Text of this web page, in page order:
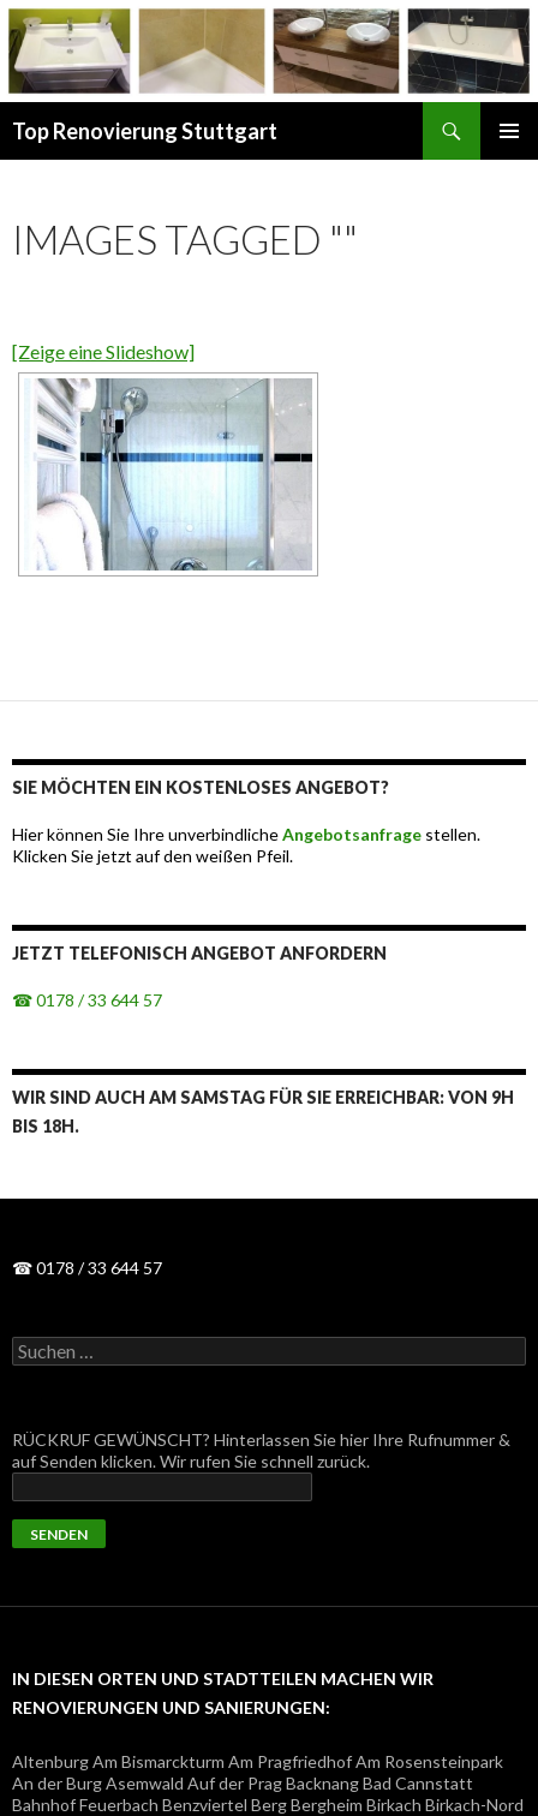
Top Renovierung Stuttgart
IMAGES TAGGED ""
[Zeige eine Slideshow]
SIE MÖCHTEN EIN KOSTENLOSES ANGEBOT?
Hier können Sie Ihre unverbindlicheAngebotsanfrage stellen.
Klicken Sie jetzt auf den weißen Pfeil.
JETZT TELEFONISCH ANGEBOT ANFORDERN
☎ 0178 / 33 644 57
WIR SIND AUCH AM SAMSTAG FÜR SIE ERREICHBAR: VON 9H
BIS 18H.
☎ 0178 / 33 644 57
Suchen
nach:
RÜCKRUF GEWÜNSCHT? Hinterlassen Sie hier Ihre Rufnummer &
auf Senden klicken. Wir rufen Sie schnell zurück.
IN DIESEN ORTEN UND STADTTEILEN MACHEN WIR
RENOVIERUNGEN UND SANIERUNGEN:
Altenburg Am Bismarckturm Am Pragfriedhof Am Rosensteinpark
An der Burg Asemwald Auf der Prag Backnang Bad Cannstatt
Bahnhof Feuerbach Benzviertel Berg Bergheim Birkach Birkach-Nord